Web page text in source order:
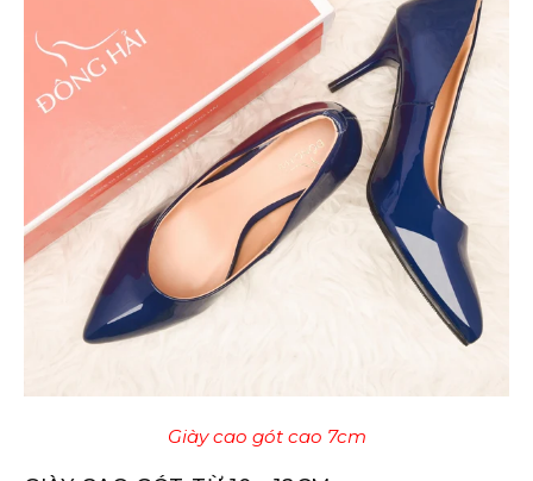
Giày cao gót cao 7cm